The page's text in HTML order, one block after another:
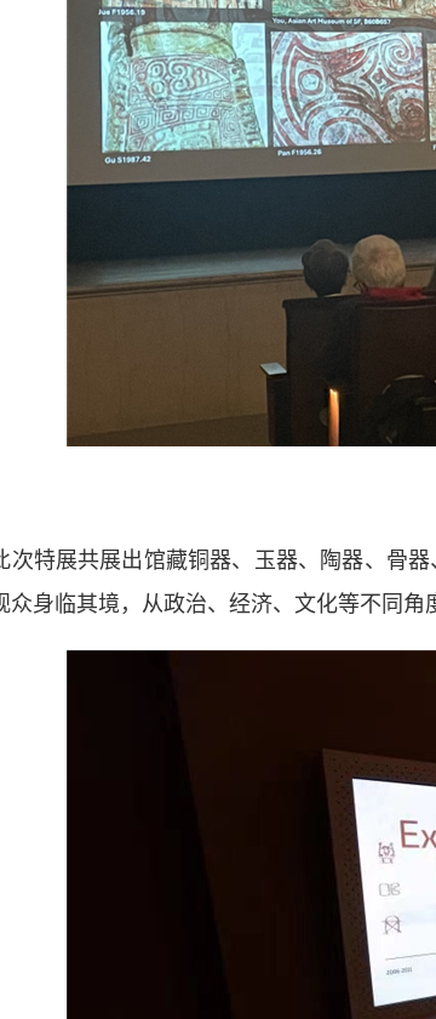
展共展出馆藏铜器、玉器、陶器、骨器
众身临其境，从政治、经济、文化等不同角